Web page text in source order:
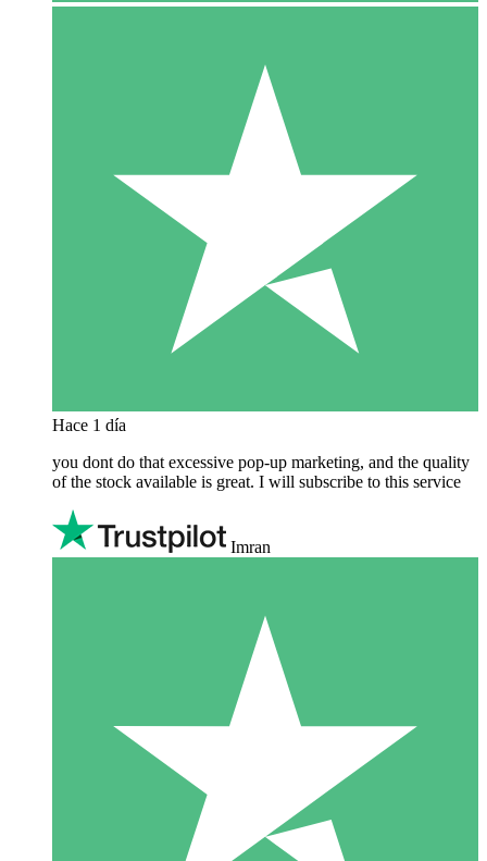
Hace 1 día
you dont do that excessive pop-up marketing, and the quality
of the stock available is great. I will subscribe to this service
Imran